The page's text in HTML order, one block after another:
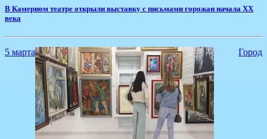
​В Камерном театре открыли выставку с письмами горожан начала XX
века
5 марта Город